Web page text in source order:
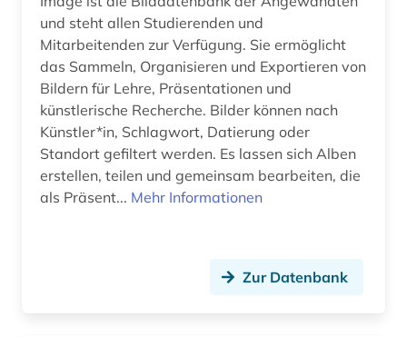
altertumswissenschaft (4)
altes buch (9)
altokzitanisch (1)
alttürkisch (1)
amerika (10)
Europa (53)
Finnland (16)
Frankreich (52)
GUS (6)
Griechenland (2)
und steht allen Studierenden und
Mitarbeitenden zur Verfügung. Sie ermöglicht
das Sammeln, Organisieren und Exportieren von
Bildern für Lehre, Präsentationen und
künstlerische Recherche. Bilder können nach
Künstler*in, Schlagwort, Datierung oder
Standort gefiltert werden. Es lassen sich Alben
erstellen, teilen und gemeinsam bearbeiten, die
als Präsent... Mehr Informationen
Zur Datenbank